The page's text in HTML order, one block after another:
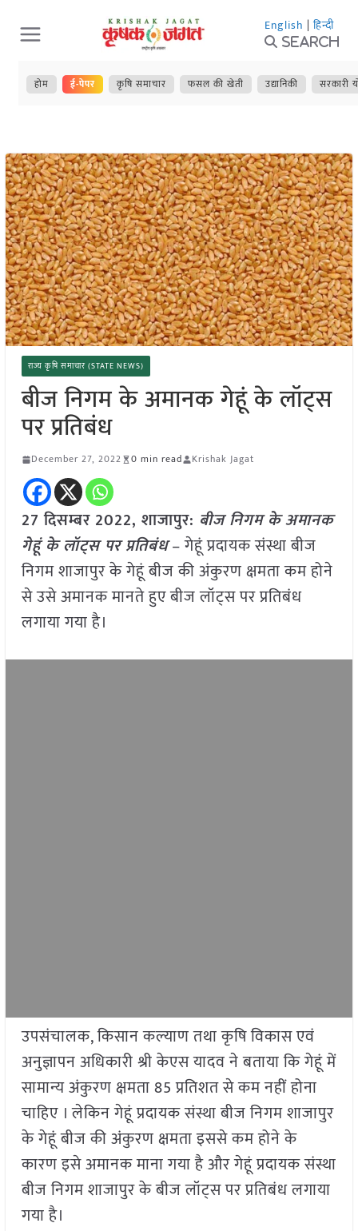
Skip
to
content
English | हिन्दी
Search
होम ई-पेपर कृषि समाचार फसल की खेती उद्यानिकी सरकारी
राज्य कृषि समाचार (STATE NEWS)
बीज निगम के अमानक गेहूं के लॉट्स
पर प्रतिबंध
December 27, 2022 0 min read Krishak Jagat
27 दिसम्बर 2022, शाजापुर: बीज निगम के अमानक
गेहूं के लॉट्स पर प्रतिबंध– गेहूं प्रदायक संस्था बीज
निगम शाजापुर के गेहूं बीज की अंकुरण क्षमता कम होने
से उसे अमानक मानते हुए बीज लॉट्स पर प्रतिबंध
लगाया गया है।
उपसंचालक, किसान कल्याण तथा कृषि विकास एवं
अनुज्ञापन अधिकारी श्री केएस यादव ने बताया कि गेहूं में
सामान्य अंकुरण क्षमता 85 प्रतिशत से कम नहीं होना
चाहिए । लेकिन गेहूं प्रदायक संस्था बीज निगम शाजापुर
के गेहूं बीज की अंकुरण क्षमता इससे कम होने के
कारण इसे अमानक माना गया है और गेहूं प्रदायक संस्था
बीज निगम शाजापुर के बीज लॉट्स पर प्रतिबंध लगाया
गया है।